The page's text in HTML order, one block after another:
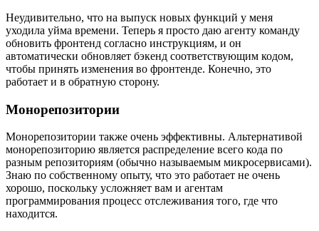
Неудивительно, что на выпуск новых функций у меня
уходила уйма времени. Теперь я просто даю агенту команду
обновить фронтенд согласно инструкциям, и он
автоматически обновляет бэкенд соответствующим кодом,
чтобы принять изменения во фронтенде. Конечно, это
работает и в обратную сторону.
Монорепозитории
Монорепозитории также очень эффективны. Альтернативой
монорепозиторию является распределение всего кода по
разным репозиториям (обычно называемым микросервисами).
Знаю по собственному опыту, что это работает не очень
хорошо, поскольку усложняет вам и агентам
программирования процесс отслеживания того, где что
находится.